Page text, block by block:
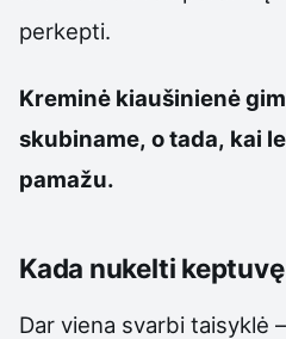
perkepti.
Kreminė kiaušinienė
skubiname, o tada, kai
pamažu.
Kada nukelti
Dar viena svarbi taisyklė